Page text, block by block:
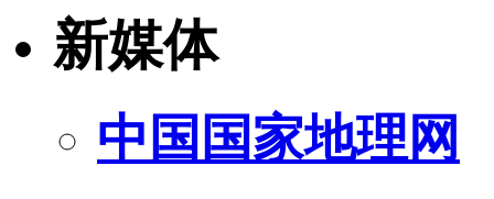
新媒体
中国国家地理网